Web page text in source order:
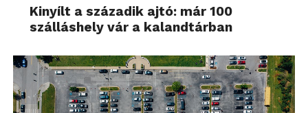
Kinyílt a századik ajtó: már 100
szálláshely vár a kalandtárban